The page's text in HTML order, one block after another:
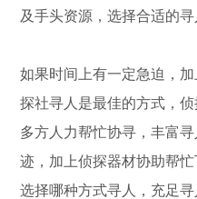
及手头资源，选择合适的
如果时间上有一定急迫，
探社寻人是最佳的方式，
多方人力帮忙协寻，丰富
迹，加上侦探器材协助帮
选择哪种方式寻人，充足